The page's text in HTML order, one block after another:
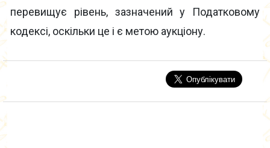
перевищує рівень, зазначений у Податковому
кодексі, оскільки це і є метою аукціону.